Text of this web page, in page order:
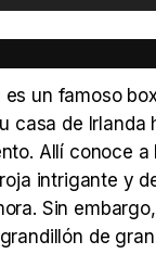
es un famoso
casa de Irlanda
Allí conoce a
intrigante y
Sin
de